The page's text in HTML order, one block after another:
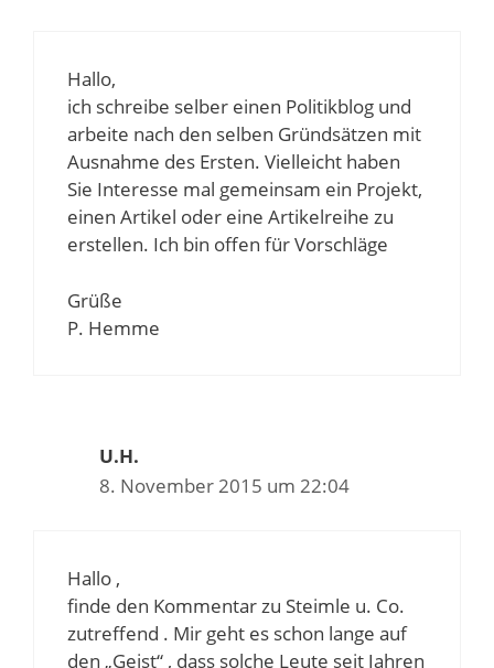
Hallo,
ich schreibe selber einen Politikblog und
arbeite nach den selben Gründsätzen mit
Ausnahme des Ersten. Vielleicht haben
Sie Interesse mal gemeinsam ein Projekt,
einen Artikel oder eine Artikelreihe zu
erstellen. Ich bin offen für Vorschläge
Grüße
P. Hemme
U.H.
8. November 2015 um 22:04
Hallo ,
finde den Kommentar zu Steimle u. Co.
zutreffend . Mir geht es schon lange auf
den „Geist“ , dass solche Leute seit Jahren